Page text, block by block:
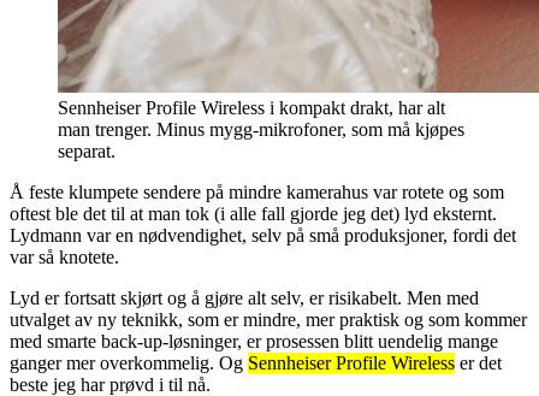
Sennheiser Profile Wireless i kompakt drakt, har alt
man trenger. Minus mygg-mikrofoner, som må kjøpes
separat.
Å feste klumpete sendere på mindre kamerahus var rotete og som
oftest ble det til at man tok (i alle fall gjorde jeg det) lyd eksternt.
Lydmann var en nødvendighet, selv på små produksjoner, fordi det
var så knotete.
Lyd er fortsatt skjørt og å gjøre alt selv, er risikabelt. Men med
utvalget av ny teknikk, som er mindre, mer praktisk og som kommer
med smarte back-up-løsninger, er prosessen blitt uendelig mange
ganger mer overkommelig. Og Sennheiser Profile Wireless er det
beste jeg har prøvd i til nå.